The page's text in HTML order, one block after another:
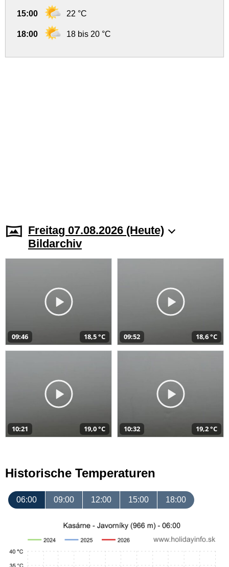
15:00 22 °C
18:00 18 bis 20 °C
Freitag 07.08.2026 (Heute)
Bildarchiv
09:46 18,5 °C 09:52 18,6 °C
10:21 19,0 °C 10:32 19,2 °C
Historische Temperaturen
06:00 09:00 12:00 15:00 18:00